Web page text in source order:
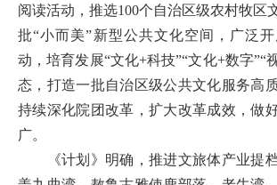
阅读活动，推选100个自治区级农村牧区
批“小而美”新型公共文化空间，广泛
动，培育发展“文化+科技”“文化+数字”“
态，打造一批自治区级公共文化服务高
持续深化院团改革，扩大改革成效，做
广。
《计划》明确，推进文旅体产业提